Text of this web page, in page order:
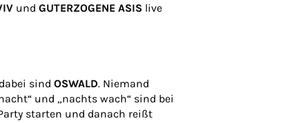
und GUTERZOGENE ASIS live
sind OSWALD. Niemand
und „nachts wach“ sind bei
starten und danach reißt